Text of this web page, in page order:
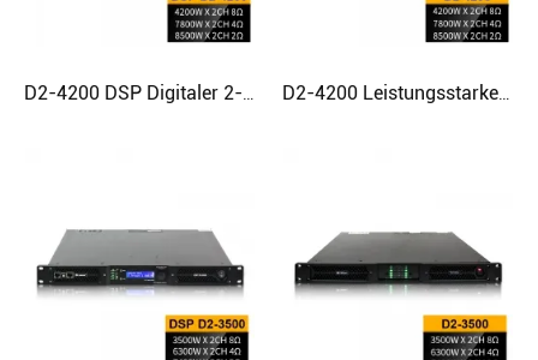
D2-4200 DSP Digitaler 2-Kanal-Verstärker für Subwoofer D2-4200 Leistungsstarker 2-Ohm-stabiler Subwoofer-Digital-Leistungsverstärker